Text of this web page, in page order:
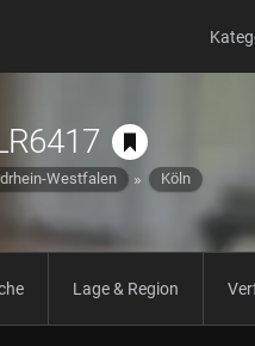
Westfalen Köln
Lage & Region